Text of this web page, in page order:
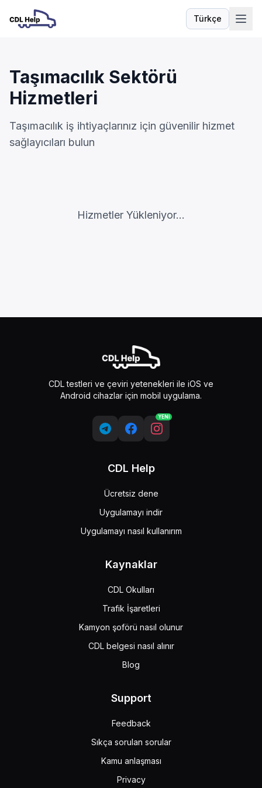
Türkçe
Dil
Taşımacılık Sektörü
Hizmetleri
Taşımacılık iş ihtiyaçlarınız için güvenilir hizmet
sağlayıcıları bulun
Hizmetler Yükleniyor...
CDL testleri ve çeviri yetenekleri ile iOS ve
Android cihazlar için mobil uygulama.
YENİ
CDL Help
Ücretsiz dene
Uygulamayı indir
Uygulamayı nasıl kullanırım
Kaynaklar
CDL Okulları
Trafik İşaretleri
Kamyon şoförü nasıl olunur
CDL belgesi nasıl alınır
Blog
Support
Feedback
Sıkça sorulan sorular
Kamu anlaşması
Privacy